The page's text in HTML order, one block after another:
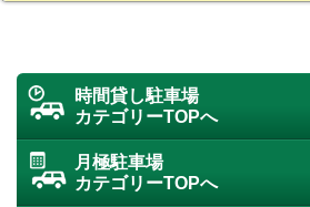
時間貸し駐車場
カテゴリーTOPへ
月極駐車場
カテゴリーTOPへ